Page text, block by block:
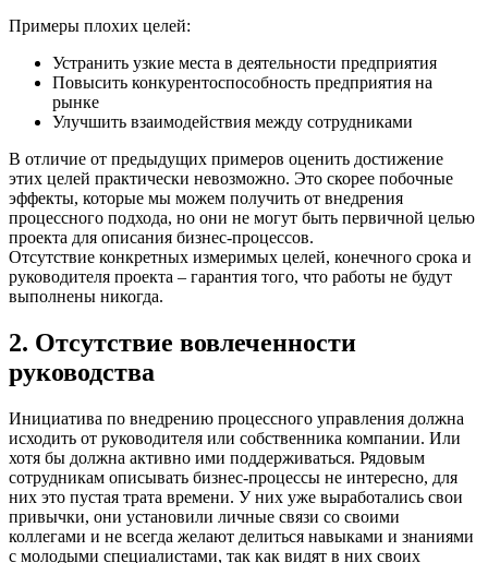
Примеры плохих целей:
Устранить узкие места в деятельности предприятия
Повысить конкурентоспособность предприятия на
рынке
Улучшить взаимодействия между сотрудниками
В отличие от предыдущих примеров оценить достижение
этих целей практически невозможно. Это скорее побочные
эффекты, которые мы можем получить от внедрения
процессного подхода, но они не могут быть первичной целью
проекта для описания бизнес-процессов.
Отсутствие конкретных измеримых целей, конечного срока и
руководителя проекта – гарантия того, что работы не будут
выполнены никогда.
2. Отсутствие вовлеченности
руководства
Инициатива по внедрению процессного управления должна
исходить от руководителя или собственника компании. Или
хотя бы должна активно ими поддерживаться. Рядовым
сотрудникам описывать бизнес-процессы не интересно, для
них это пустая трата времени. У них уже выработались свои
привычки, они установили личные связи со своими
коллегами и не всегда желают делиться навыками и знаниями
с молодыми специалистами, так как видят в них своих